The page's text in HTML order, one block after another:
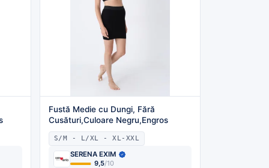
Fustă Medie cu Dungi, Fără
Cusături,Culoare Negru,Engros
S/M - L/XL - XL-XXL
SERENA EXIM
9,5/10